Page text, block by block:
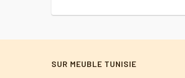
SUR MEUBLE TUNISIE